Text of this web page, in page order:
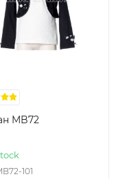
MB72
101